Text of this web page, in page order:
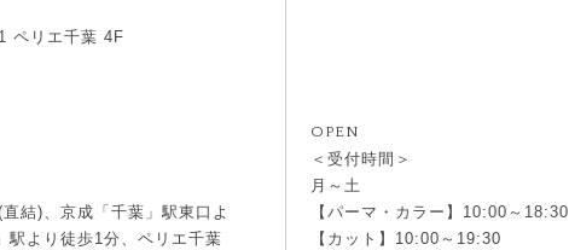
ペリエ千葉 4F
結)、京成「千葉」駅東口よ
駅より徒歩1分、ペリエ千葉
OPEN
＜受付時間＞
月～土
【パーマ・カラー】10:00～18:30
【カット】10:00～19:30